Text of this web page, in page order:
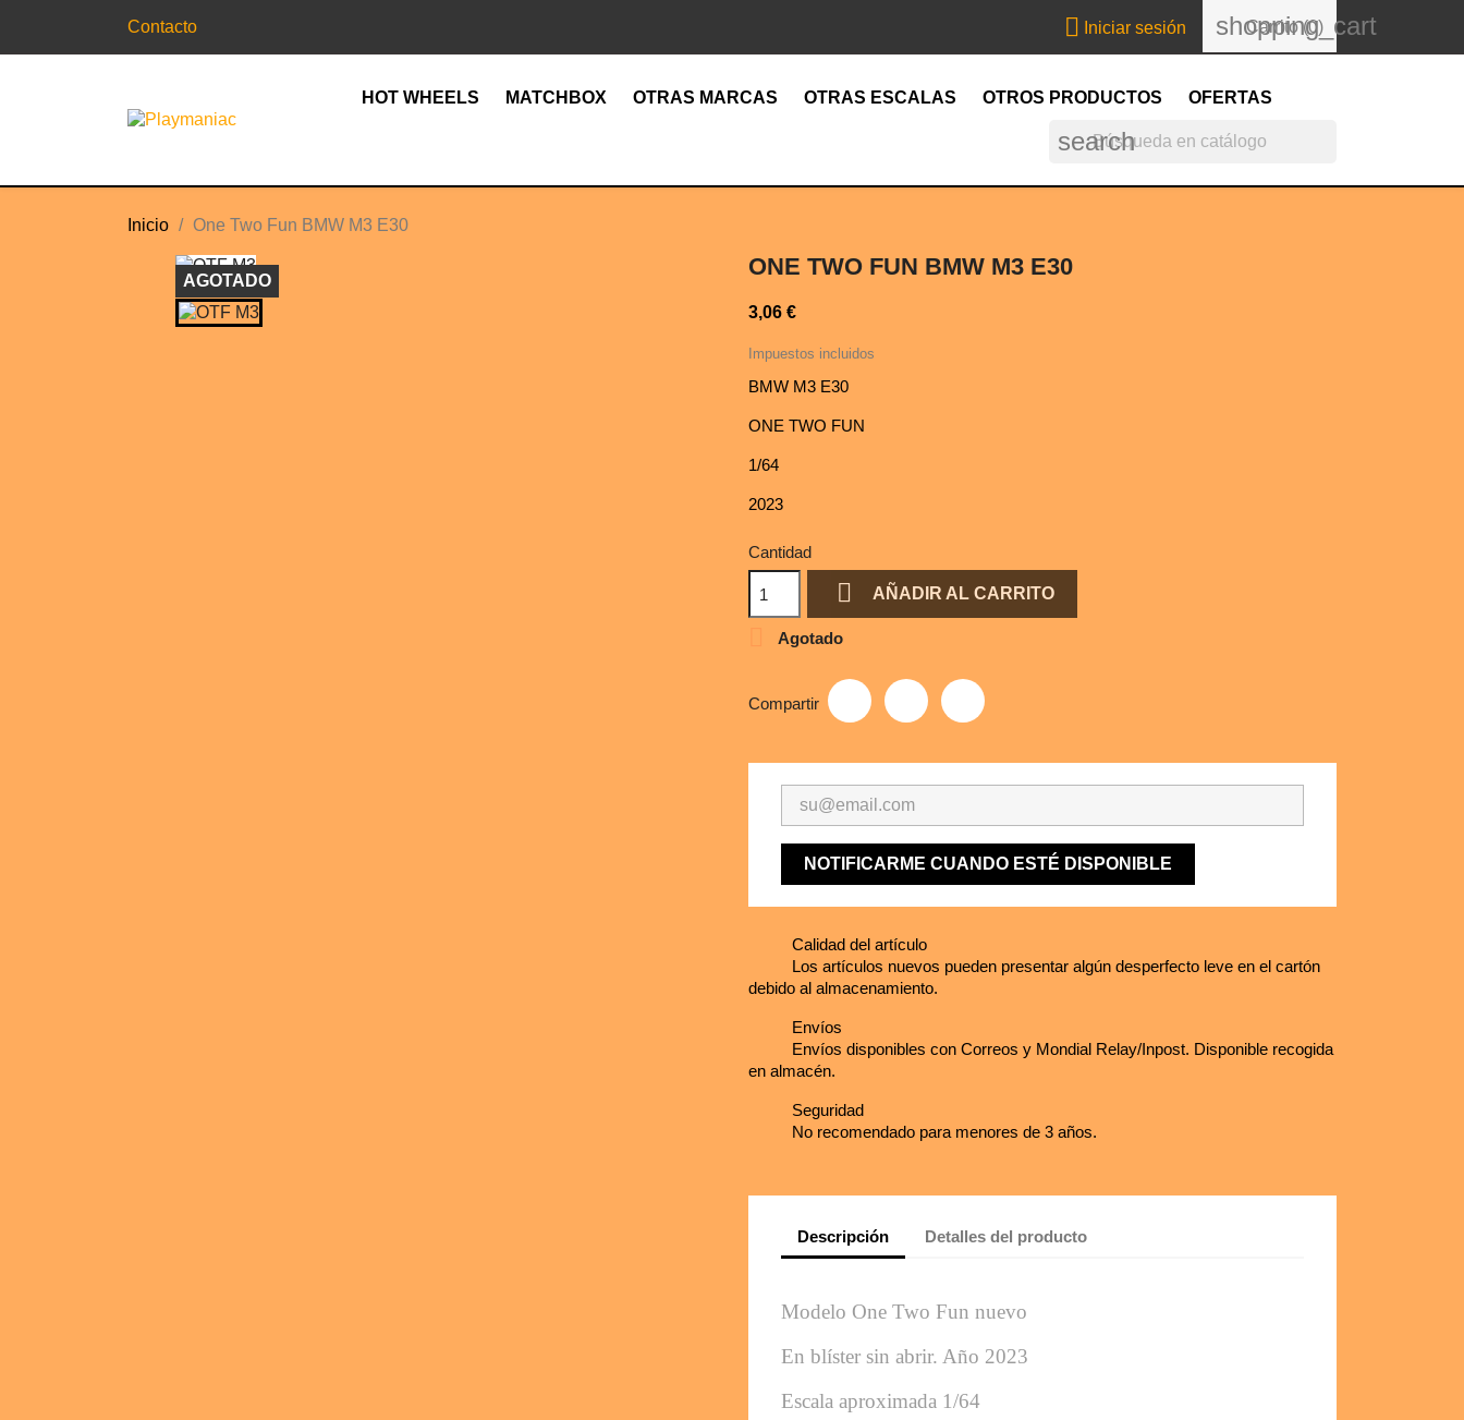
Contacto  Iniciar sesión shopping_cart
Carrito (0)
HOT WHEELS MATCHBOX OTRAS MARCAS OTRAS ESCALAS OTROS PRODUCTOS OFERTAS
search
Inicio One Two Fun BMW M3 E30
AGOTADO
ONE TWO FUN BMW M3 E30
3,06 €
Impuestos incluidos
BMW M3 E30
ONE TWO FUN
1/64
2023
Cantidad
 AÑADIR AL CARRITO
Agotado
Compartir
NOTIFICARME CUANDO ESTÉ DISPONIBLE
Calidad del artículo
Los artículos nuevos pueden presentar algún desperfecto leve en el cartón
debido al almacenamiento.
Envíos
Envíos disponibles con Correos y Mondial Relay/Inpost. Disponible recogida
en almacén.
Seguridad
No recomendado para menores de 3 años.
Descripción Detalles del producto
Modelo One Two Fun nuevo
En blíster sin abrir. Año 2023
Escala aproximada 1/64